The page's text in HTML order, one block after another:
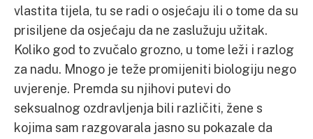
vlastita tijela, tu se radi o osjećaju ili o tome da su
prisiljene da osjećaju da ne zaslužuju užitak.
Koliko god to zvučalo grozno, u tome leži i razlog
za nadu. Mnogo je teže promijeniti biologiju nego
uvjerenje. Premda su njihovi putevi do
seksualnog ozdravljenja bili različiti, žene s
kojima sam razgovarala jasno su pokazale da